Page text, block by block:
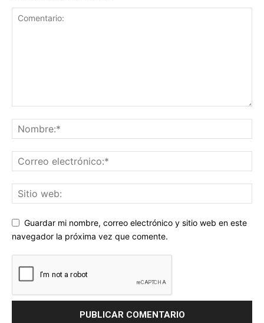
Guardar mi nombre, correo electrónico y sitio web en este
navegador la próxima vez que comente.